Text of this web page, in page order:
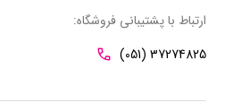
ارتباط با پشتیبانی فروشگاه:
(051) 37274825